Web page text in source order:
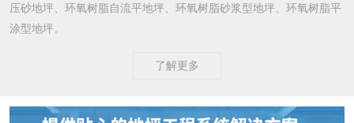
压砂地坪、环氧树脂自流平地坪、环氧树脂砂浆型地坪、环氧树脂平
涂型地坪。
了解更多